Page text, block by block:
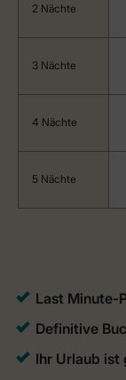
2 Nächte
3 Nächte
4 Nächte
5 Nächte